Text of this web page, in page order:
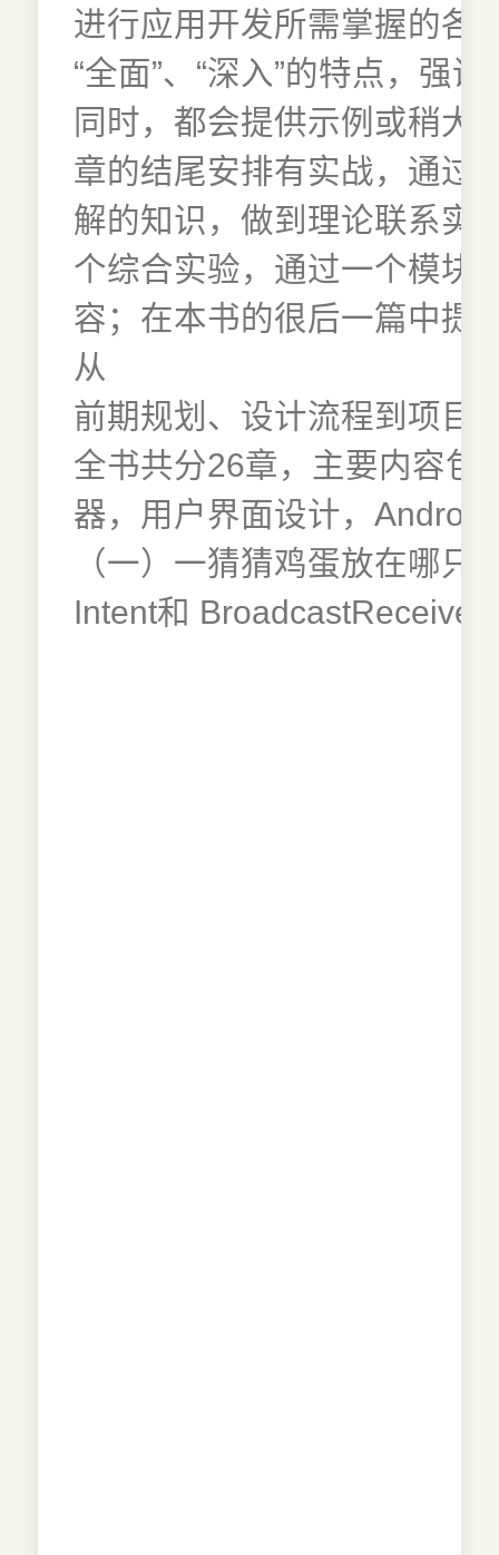
进行应用开发所需掌握的各
“全面”、“深入”的特点，强
同时，都会提供示例或稍大
章的结尾安排有实战，通过
解的知识，做到理论联系实
个综合实验，通过一个模块
容；在本书的很后一篇中提
从
前期规划、设计流程到项目
全书共分26章，主要内容包
器，用户界面设计，
（一）一猜猜鸡蛋放在哪
Intent和